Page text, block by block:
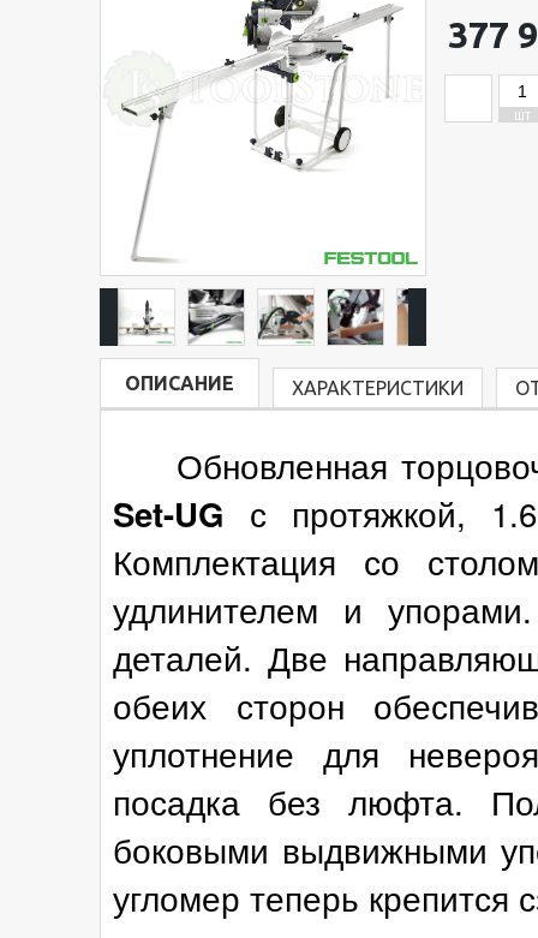
377
ШТ
ОПИСАНИЕ ХАРАКТЕРИСТИКИ
Обновленная
Set-UG с протяжкой,
Комплектация со
удлинителем и
деталей. Две
обеих сторон
уплотнение для
посадка без люфта.
боковыми выдвижными
угломер теперь крепится